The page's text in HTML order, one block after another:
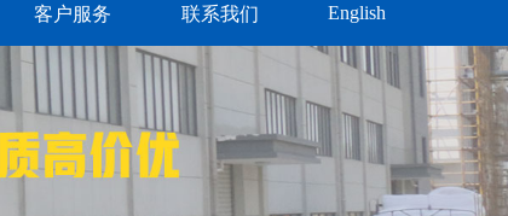
客户服务 联系我们 English